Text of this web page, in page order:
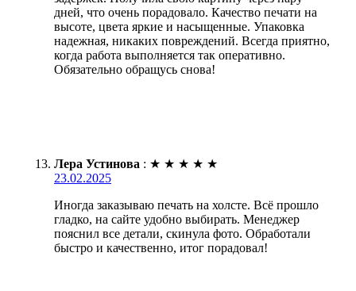
дней, что очень порадовало. Качество печати на
высоте, цвета яркие и насыщенные. Упаковка
надежная, никаких повреждений. Всегда приятно,
когда работа выполняется так оперативно.
Обязательно обращусь снова!
Лера Устинова : ★ ★ ★ ★ ★
23.02.2025
Иногда заказываю печать на холсте. Всё прошло
гладко, на сайте удобно выбирать. Менеджер
пояснил все детали, скинула фото. Обработали
быстро и качественно, итог порадовал!